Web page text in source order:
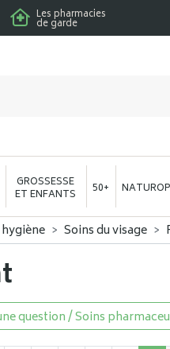
Les pharmacies
de garde
GROSSESSE
ET ENFANTS 50+
Soins du visage
question / Soins